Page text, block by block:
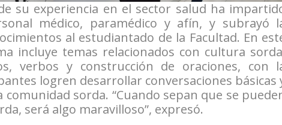
su experiencia en el sector salud ha
médico, paramédico y afín, y subrayó
al estudiantado de la Facultad. En
incluye temas relacionados con cultura
verbos y construcción de oraciones, con
logren desarrollar conversaciones básicas
sorda. “Cuando sepan que se
será algo maravilloso”, expresó.